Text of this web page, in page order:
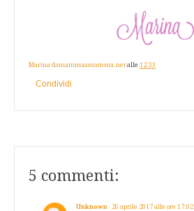
Marina damammaamamma.net alle 12:33
Condividi
5 commenti:
Unknown 26 aprile 2017 alle ore 17:02